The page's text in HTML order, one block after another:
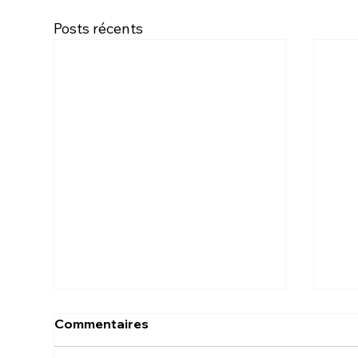
Posts récents
Comment retrouver
Commentaires